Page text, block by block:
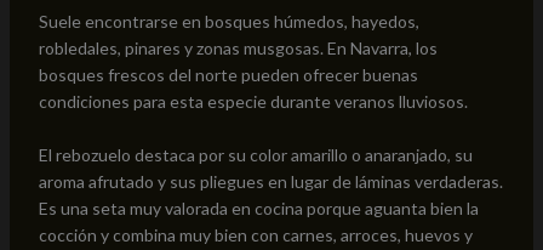
Suele encontrarse en bosques húmedos, hayedos,
robledales, pinares y zonas musgosas. En Navarra, los
bosques frescos del norte pueden ofrecer buenas
condiciones para esta especie durante veranos lluviosos.
El rebozuelo destaca por su color amarillo o anaranjado, su
aroma afrutado y sus pliegues en lugar de láminas verdaderas.
Es una seta muy valorada en cocina porque aguanta bien la
cocción y combina muy bien con carnes, arroces, huevos y